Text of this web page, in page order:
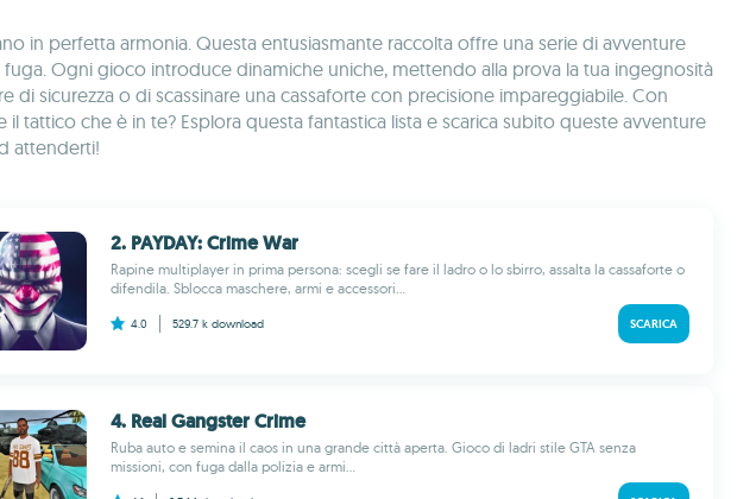
in perfetta armonia. Questa entusiasmante raccolta offre una serie di avventure
Ogni gioco introduce dinamiche uniche, mettendo alla prova la tua ingegnosità
sicurezza o di scassinare una cassaforte con precisione impareggiabile. Con
che è in te? Esplora questa fantastica lista e scarica subito queste avventure
attenderti!
2. PAYDAY: Crime War
Rapine multiplayer in prima persona: scegli se fare il ladro o lo sbirro, assalta la cassaforte o
difendila. Sblocca maschere, armi e accessori...
4.0 529.7 k download SCARICA
4. Real Gangster Crime
Ruba auto e semina il caos in una grande città aperta. Gioco di ladri stile GTA senza
missioni, con fuga dalla polizia e armi...